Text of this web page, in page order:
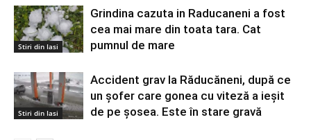
Stiri din Iasi
Grindina cazuta in Raducaneni a fost
cea mai mare din toata tara. Cat
pumnul de mare
Stiri din Iasi
Accident grav la Răducăneni, după ce
un șofer care gonea cu viteză a ieșit
de pe șosea. Este în stare gravă